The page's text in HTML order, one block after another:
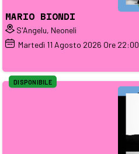
MARIO BIONDI
S'Angelu, Neoneli
Martedì 11 Agosto 2026 Ore 22:00
DISPONIBILE